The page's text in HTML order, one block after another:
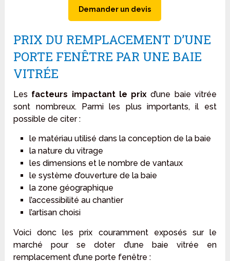
Demander un devis
PRIX DU REMPLACEMENT D’UNE
PORTE FENÊTRE PAR UNE BAIE
VITRÉE
Les facteurs impactant le prix d’une baie vitrée
sont nombreux. Parmi les plus importants, il est
possible de citer :
le matériau utilisé dans la conception de la baie
la nature du vitrage
les dimensions et le nombre de vantaux
le système d’ouverture de la baie
la zone géographique
l’accessibilité au chantier
l’artisan choisi
Voici donc les prix couramment exposés sur le
marché pour se doter d’une baie vitrée en
remplacement d’une porte fenêtre :